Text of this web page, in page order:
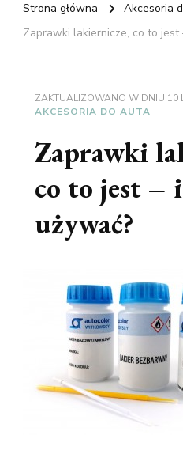
Strona główna
Akcesoria
Zaprawki lakiernicze, co to jest
ZAKTUALIZOWANO W DNIU 10
AKCESORIA DO AUTA
Zaprawki
co to jest –
używać?